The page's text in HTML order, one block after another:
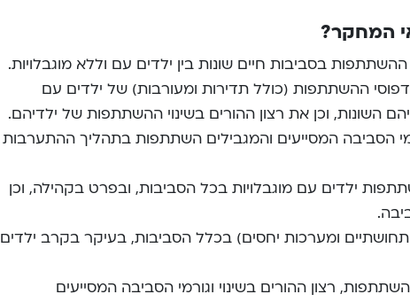
המחקר?
בסביבות חיים שונות בין ילדים עם וללא מוגבלויות.
ההשתתפות (כולל תדירות ומעורבות) של ילדים עם
השונות, וכן את רצון ההורים בשינוי ההשתתפות של ילדיהם.
הסביבה המסייעים והמגבילים השתתפות בתהליך ההתערבות
ילדים עם מוגבלויות בכל הסביבות, ובפרט בקהילה, וכן
תחושתיים ומערכות יחסים) בכלל הסביבות, בעיקר בקרב ילדים
רצון ההורים בשינוי וגורמי הסביבה המסייעים